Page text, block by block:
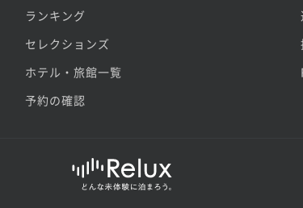
ランキング
セレクションズ
ホテル・旅館一覧
予約の確認